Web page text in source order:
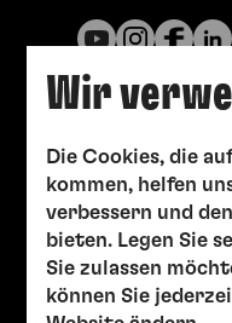
Wir
Die Cookies, die
kommen, helfen
verbessern und
bieten. Legen Sie
Sie zulassen
können Sie